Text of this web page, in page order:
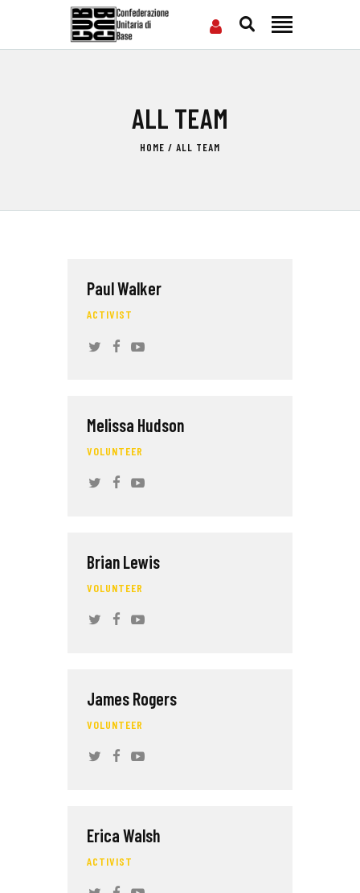
ALL TEAM
HOME ALL TEAM
PODCAST CUB
RASSEGNA STAMPA
Paul Walker
ACTIVIST
Melissa Hudson
VOLUNTEER
Brian Lewis
VOLUNTEER
James Rogers
VOLUNTEER
Erica Walsh
ACTIVIST